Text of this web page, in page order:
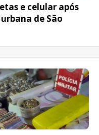
e celular após
de São